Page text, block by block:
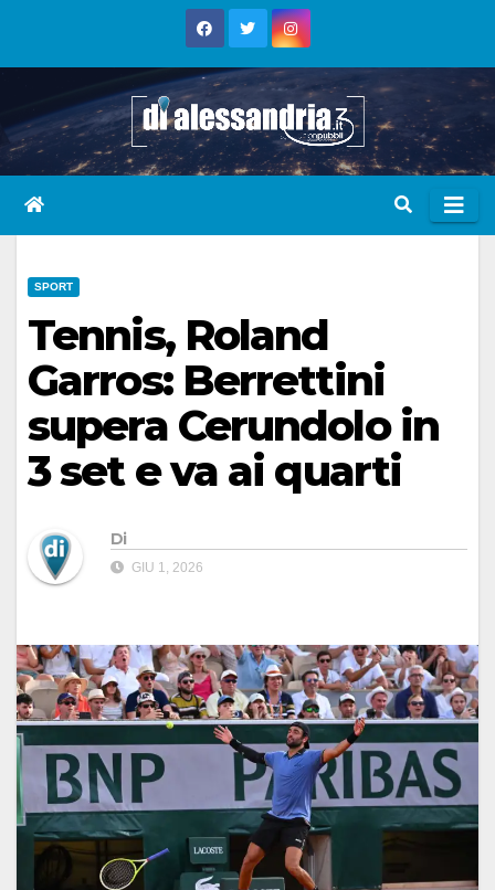
SPORT
Tennis, Roland
Garros: Berrettini
supera Cerundolo in
3 set e va ai quarti
Di
GIU 1, 2026